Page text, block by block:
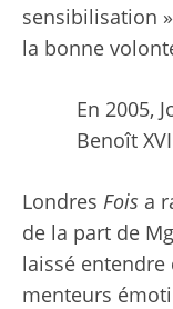
sensibilisation
la bonne
En 2005,
Benoît
Londres Fois a
de la part de
laissé entendre
menteurs